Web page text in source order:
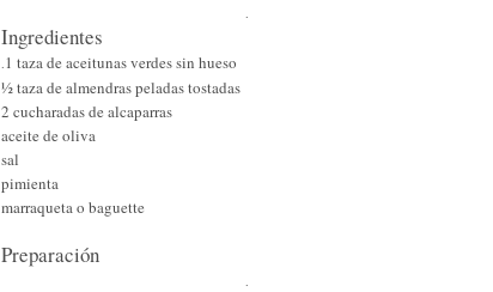
Ingredientes
1 taza de aceitunas verdes sin hueso
½ taza de almendras peladas tostadas
2 cucharadas de alcaparras
aceite de oliva
sal
pimienta
marraqueta o baguette
Preparación